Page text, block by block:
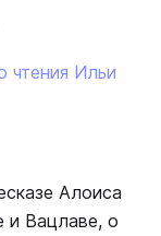
Ильи
Алоиса
и Вацлаве, о